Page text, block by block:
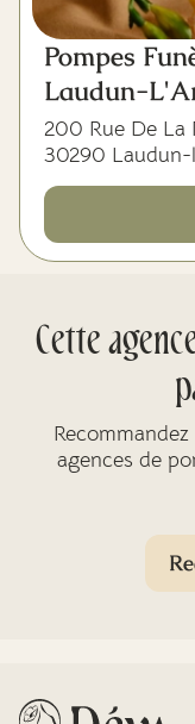
Pompes
Laudun-
200 Rue De La
30290
Cette
agences de